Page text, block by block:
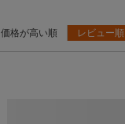
価格が高い順 レビュー順